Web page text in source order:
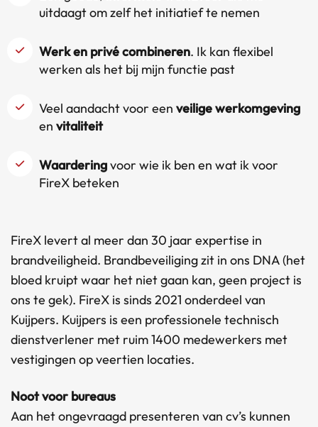
uitdaagt om zelf het initiatief te nemen
Werk en privé combineren. Ik kan flexibel
werken als het bij mijn functie past
Veel aandacht voor een veilige werkomgeving
en vitaliteit
Waarderingvoor wie ik ben en wat ik voor
FireX beteken
FireX levert al meer dan 30 jaar expertise in
brandveiligheid. Brandbeveiliging zit in ons DNA (het
bloed kruipt waar het niet gaan kan, geen project is
ons te gek). FireX is sinds 2021 onderdeel van
Kuijpers. Kuijpers is een professionele technisch
dienstverlener met ruim 1400 medewerkers met
vestigingen op veertien locaties.
Noot voor bureaus
Aan het ongevraagd presenteren van cv’s kunnen